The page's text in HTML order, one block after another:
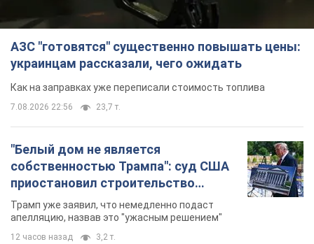
АЗС "готовятся" существенно повышать цены:
украинцам рассказали, чего ожидать
Как на заправках уже переписали стоимость топлива
7.08.2026 22:56 23,7 т.
"Белый дом не является
собственностью Трампа": суд США
приостановил строительство
бального зала стоимостью 400 млн
долларов
Трамп уже заявил, что немедленно подаст
апелляцию, назвав это "ужасным решением"
12 часов назад 3,2 т.